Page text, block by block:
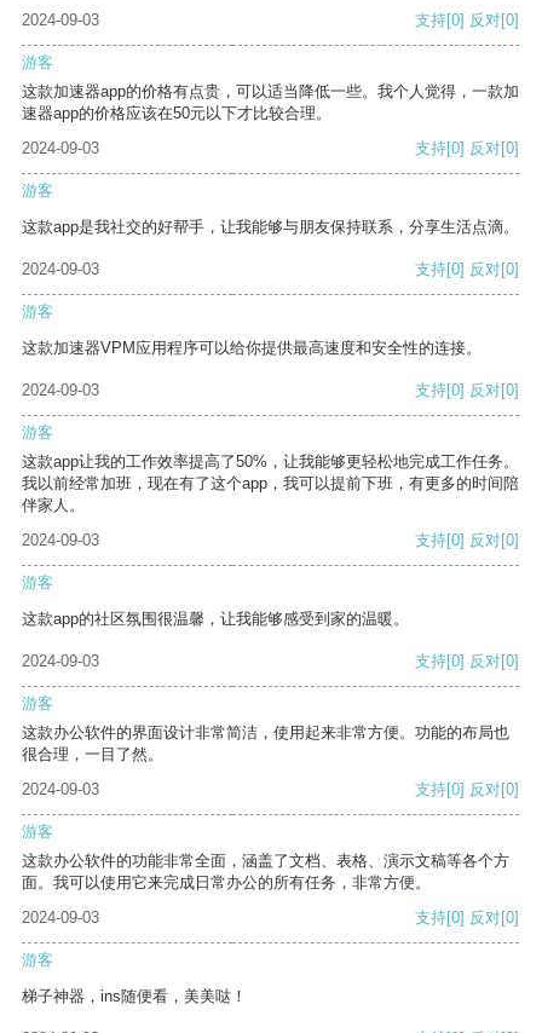
2024-09-03
支持[0] 反对[0]
游客
这款加速器app的价格有点贵，可以适当降低一些。我个人觉得，一款加
速器app的价格应该在50元以下才比较合理。
2024-09-03
支持[0] 反对[0]
游客
这款app是我社交的好帮手，让我能够与朋友保持联系，分享生活点滴。
2024-09-03 支持[0] 反对[0]
游客
这款加速器VPM应用程序可以给你提供最高速度和安全性的连接。
2024-09-03 支持[0] 反对[0]
游客
这款app让我的工作效率提高了50%，让我能够更轻松地完成工作任务。
我以前经常加班，现在有了这个app，我可以提前下班，有更多的时间陪
伴家人。
2024-09-03
支持[0] 反对[0]
游客
这款app的社区氛围很温馨，让我能够感受到家的温暖。
2024-09-03 支持[0] 反对[0]
游客
这款办公软件的界面设计非常简洁，使用起来非常方便。功能的布局也
很合理，一目了然。
2024-09-03
支持[0] 反对[0]
游客
这款办公软件的功能非常全面，涵盖了文档、表格、演示文稿等各个方
面。我可以使用它来完成日常办公的所有任务，非常方便。
2024-09-03
支持[0] 反对[0]
游客
梯子神器，ins随便看，美美哒！